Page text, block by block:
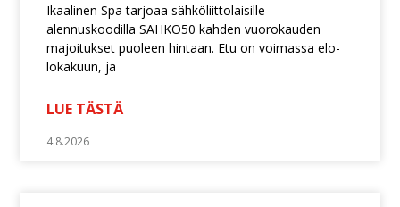
Ikaalinen Spa tarjoaa sähköliittolaisille
alennuskoodilla SAHKO50 kahden vuorokauden
majoitukset puoleen hintaan. Etu on voimassa elo-
lokakuun, ja
LUE TÄSTÄ
4.8.2026